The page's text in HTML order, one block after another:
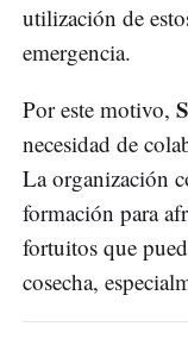
utilización de
emergencia.
Por este motivo,
necesidad de
La organización
formación para
fortuitos que
cosecha,